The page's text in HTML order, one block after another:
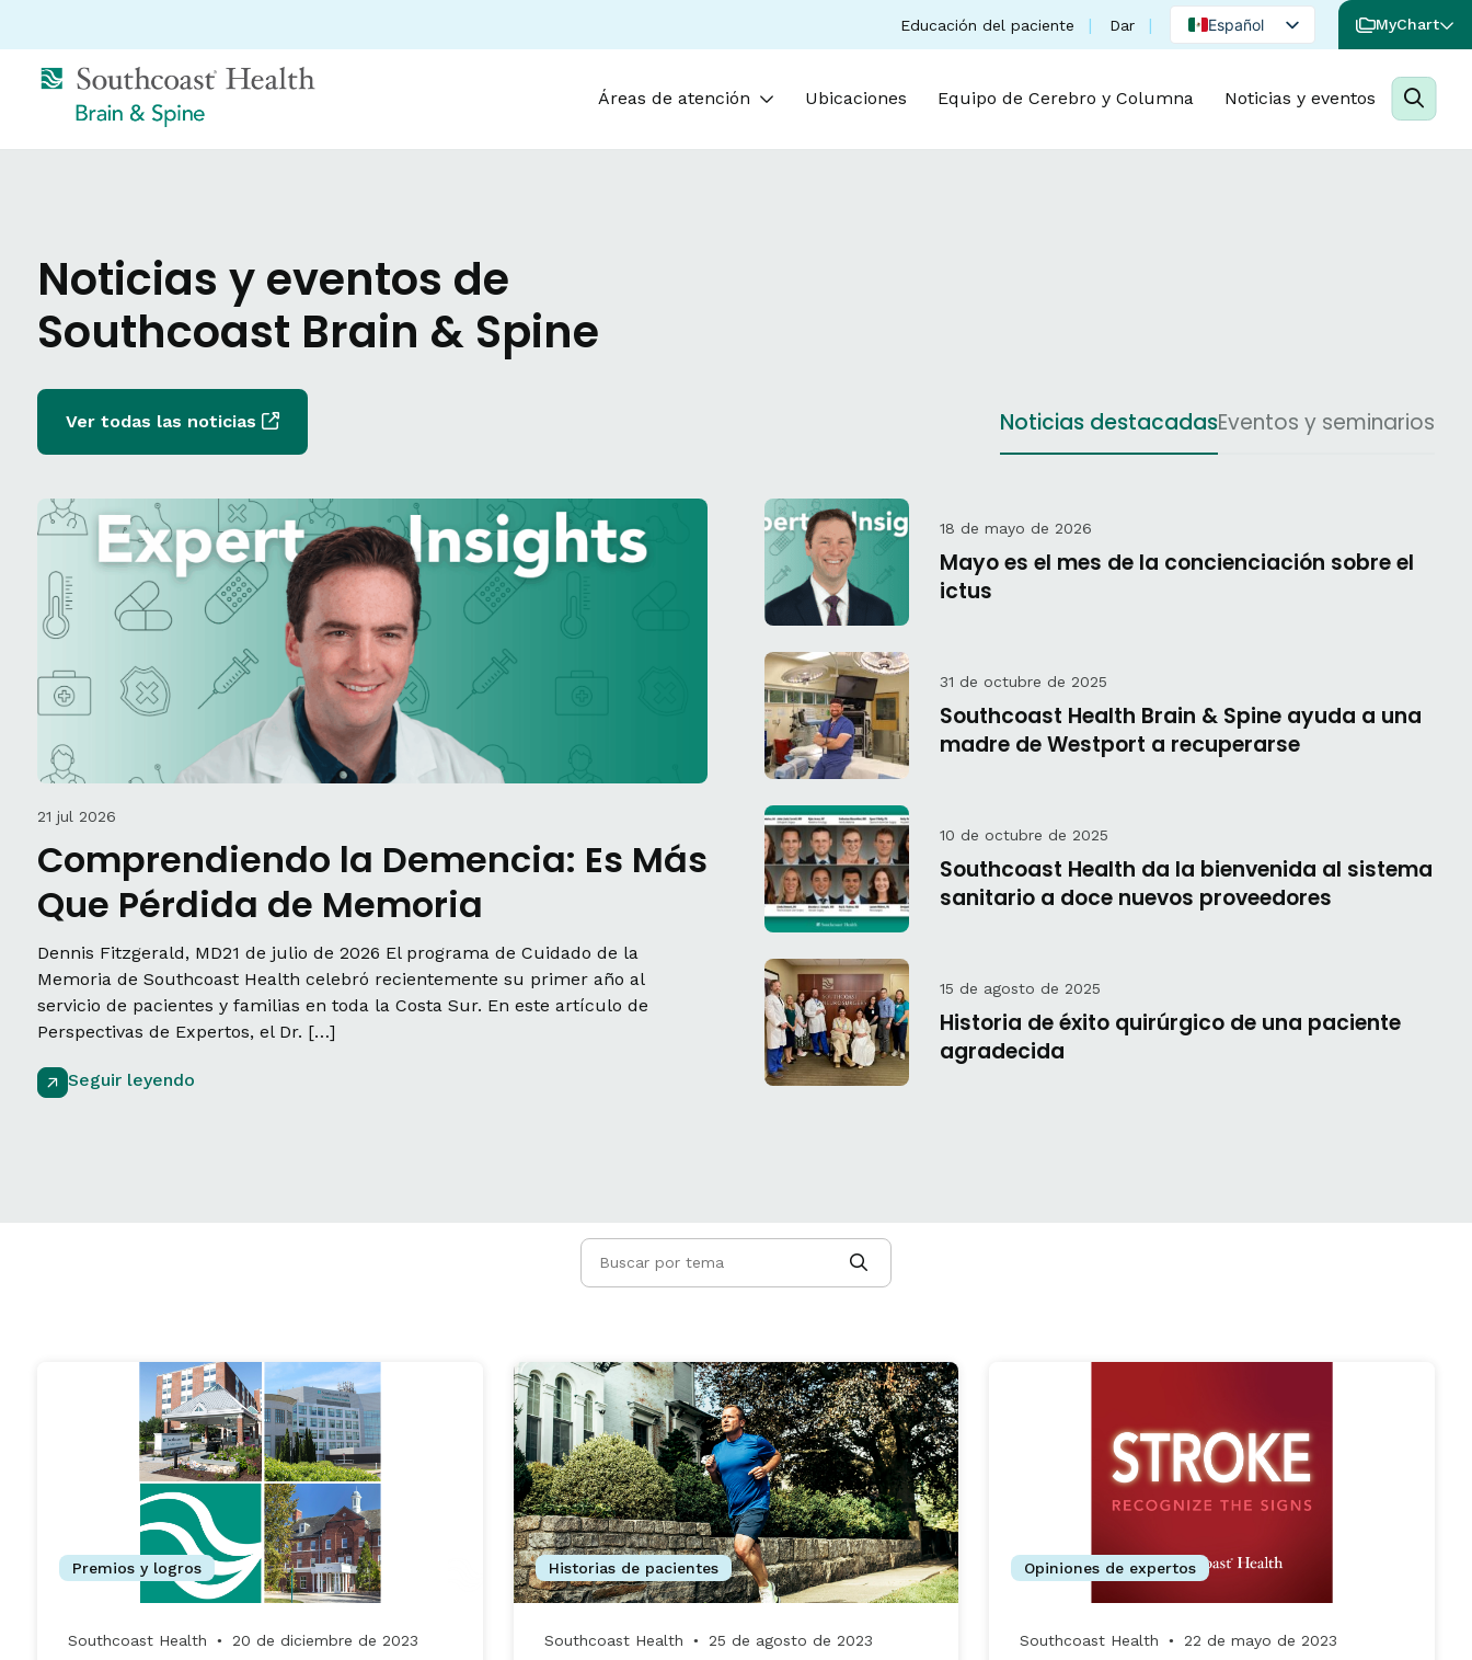
Educación del paciente Dar(se abre en una nueva pestaña)
Español
Portuguese
MyChart
Áreas de atención Ubicaciones Equipo de Cerebro y Columna Noticias y eventos
Noticias y eventos de
Southcoast Brain & Spine
Ver todas las noticias Noticias destacadasEventos y seminarios
21 jul 2026
Comprendiendo la Demencia: Es Más
Que Pérdida de Memoria
Dennis Fitzgerald, MD21 de julio de 2026 El programa de Cuidado de la
Memoria de Southcoast Health celebró recientemente su primer año al
servicio de pacientes y familias en toda la Costa Sur. En este artículo de
Perspectivas de Expertos, el Dr. […]
Seguir leyendo
18 de mayo de 2026
Mayo es el mes de la concienciación sobre el
ictus
31 de octubre de 2025
Southcoast Health Brain & Spine ayuda a una
madre de Westport a recuperarse
10 de octubre de 2025
Southcoast Health da la bienvenida al sistema
sanitario a doce nuevos proveedores
15 de agosto de 2025
Historia de éxito quirúrgico de una paciente
agradecida
Premios y logros
Southcoast Health ● 20 de diciembre de 2023
Historias de pacientes
Southcoast Health ● 25 de agosto de 2023
Opiniones de expertos
Southcoast Health ● 22 de mayo de 2023